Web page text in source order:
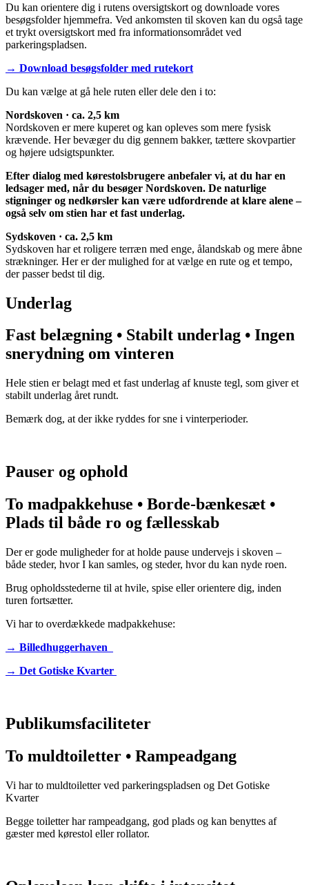
Du kan orientere dig i rutens oversigtskort og downloade vores
besøgsfolder hjemmefra. Ved ankomsten til skoven kan du også tage
et trykt oversigtskort med fra informationsområdet ved
parkeringspladsen.
→ Download besøgsfolder med rutekort
Du kan vælge at gå hele ruten eller dele den i to:
Nordskoven · ca. 2,5 km
Nordskoven er mere kuperet og kan opleves som mere fysisk
krævende. Her bevæger du dig gennem bakker, tættere skovpartier
og højere udsigtspunkter.
Efter dialog med kørestolsbrugere anbefaler vi, at du har en
ledsager med, når du besøger Nordskoven. De naturlige
stigninger og nedkørsler kan være udfordrende at klare alene –
også selv om stien har et fast underlag.
Sydskoven · ca. 2,5 km
Sydskoven har et roligere terræn med enge, ålandskab og mere åbne
strækninger. Her er der mulighed for at vælge en rute og et tempo,
der passer bedst til dig.
Underlag
Fast belægning • Stabilt underlag • Ingen
snerydning om vinteren
Hele stien erbelagt med et fast underlag af knuste tegl, som giver et
stabilt underlag året rundt.
Bemærk dog, at der ikke ryddes for sne i vinterperioder.
Pauser og ophold
To madpakkehuse • Borde-bænkesæt •
Plads til både ro og fællesskab
Der er gode muligheder for at holde pause undervejs i skoven –
både steder, hvor I kan samles, og steder, hvor du kan nyde roen.
Brug opholdsstederne til at hvile, spise eller orientere dig, inden
turen fortsætter.
Vi har to overdækkede madpakkehuse:
→ Billedhuggerhaven
→ Det Gotiske Kvarter
Publikumsfaciliteter
To muldtoiletter • Rampeadgang
Vi har to muldtoiletter ved parkeringspladsen og Det Gotiske
Kvarter
Begge toiletter har rampeadgang, god plads og kan benyttes af
gæster med kørestol eller rollator.